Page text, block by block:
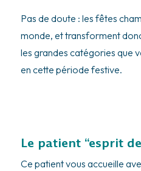
Pas de doute : les fêtes
monde, et transforment
les grandes catégories que
en cette période festive.
Le patient “esprit
Ce patient vous accueille